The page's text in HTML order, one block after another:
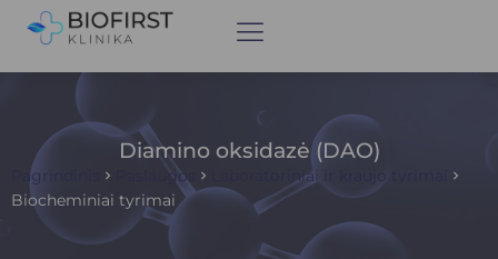
Diamino oksidazė (DAO)
Pagrindinis Paslaugos
Laboratoriniai ir kraujo tyrimai
Biocheminiai tyrimai